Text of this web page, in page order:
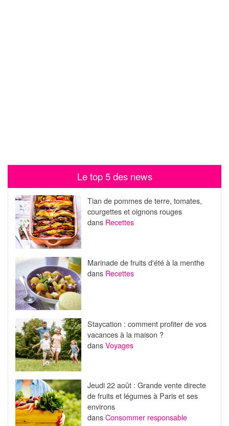
Le top 5 des news
Tian de pommes de terre, tomates,
courgettes et oignons rouges
dans Recettes
Marinade de fruits d'été à la menthe
dans Recettes
Staycation : comment profiter de vos
vacances à la maison ?
dansVoyages
Jeudi 22 août : Grande vente directe
de fruits et légumes à Paris et ses
environs
dansConsommer responsable